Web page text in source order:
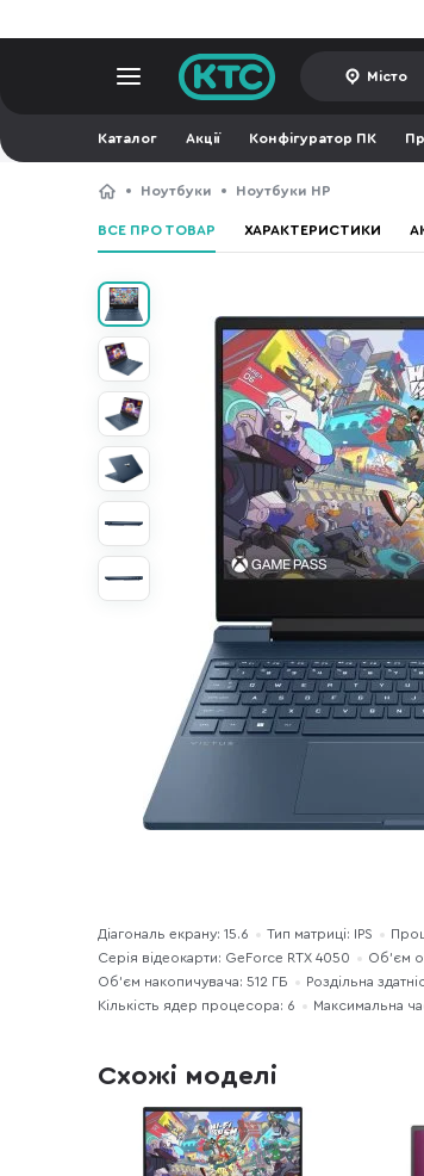
Місто
Каталог Акції Конфігуратор ПК
Ноутбуки Ноутбуки HP
ВСЕ ПРО ТОВАР ХАРАКТЕРИСТИКИ
Діагональ екрану: 15.6 Тип матриці: IPS
Серія відеокарти: GeForce RTX 4050
Об’єм
Об'єм накопичувача: 512 ГБ
Роздільна
Кількість ядер процесора: 6
Максимальна
Схожі моделі